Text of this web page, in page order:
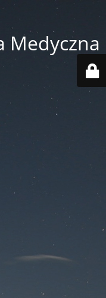
Medyczna